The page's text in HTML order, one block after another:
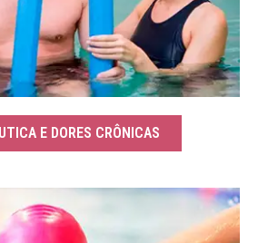
E DORES CRÔNICAS